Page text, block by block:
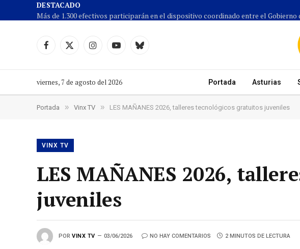
DESTACADO
Facebook
X
InstagramYouTubeCielo
viernes, 7 de agosto del 2026 Portada Asturias
Portada » Vinx TV » LES MAÑANES 2026, talleres tecnológicos gratuitos juveniles
VINX TV
LES MAÑANES 2026,
juveniles
POR VINX TV 03/06/2026 NO HAY COMENTARIOS 2 MINUTOS DE LECTURA